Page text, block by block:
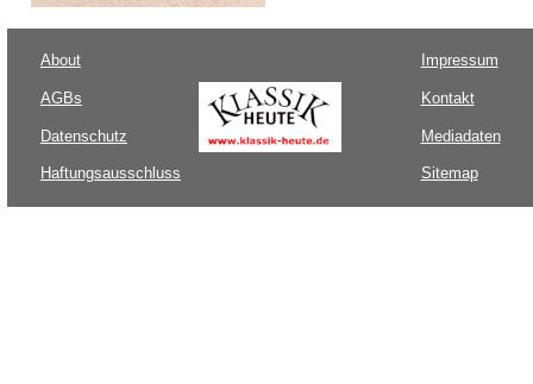
About
AGBs
Datenschutz
Haftungsausschluss
Impressum
Kontakt
Mediadaten
Sitemap